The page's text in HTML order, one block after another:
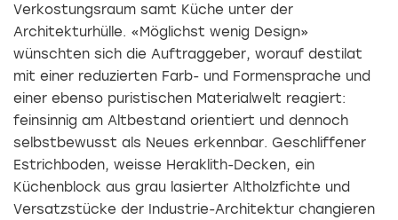
Verkostungsraum samt Küche unter der
Architekturhülle. «Möglichst wenig Design»
wünschten sich die Auftraggeber, worauf destilat
mit einer reduzierten Farb- und Formensprache und
einer ebenso puristischen Materialwelt reagiert:
feinsinnig am Altbestand orientiert und dennoch
selbstbewusst als Neues erkennbar. Geschliffener
Estrichboden, weisse Heraklith-Decken, ein
Küchenblock aus grau lasierter Altholzfichte und
Versatzstücke der Industrie-Architektur changieren